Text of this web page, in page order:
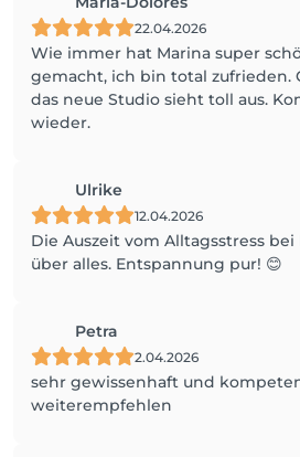
22.04.2026
Wie immer hat Marina super
gemacht, ich bin total zufrieden.
das neue Studio sieht toll aus.
wieder.
Ulrike
12.04.2026
Die Auszeit vom Alltagsstress
über alles. Entspannung pur! 😊
Petra
2.04.2026
sehr gewissenhaft und
weiterempfehlen